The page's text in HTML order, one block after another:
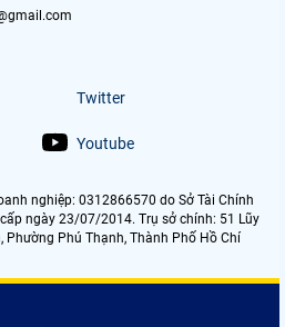
Twitter
Youtube
nghiệp: 0312866570 do Sở Tài Chính
cấp ngày 23/07/2014. Trụ sở chính: 51 Lũy
Phường Phú Thạnh, Thành Phố Hồ Chí